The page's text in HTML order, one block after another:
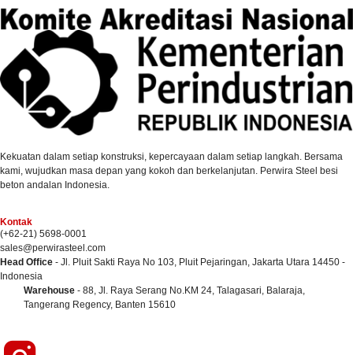
Kekuatan dalam setiap konstruksi, kepercayaan dalam setiap langkah. Bersama
kami, wujudkan masa depan yang kokoh dan berkelanjutan. Perwira Steel besi
beton andalan Indonesia.
Kontak
(+62-21) 5698-0001
sales@perwirasteel.com
Head Office - Jl. Pluit Sakti Raya No 103, Pluit Pejaringan, Jakarta Utara 14450 -
Indonesia
Warehouse - 88, Jl. Raya Serang No.KM 24, Talagasari, Balaraja,
Tangerang Regency, Banten 15610